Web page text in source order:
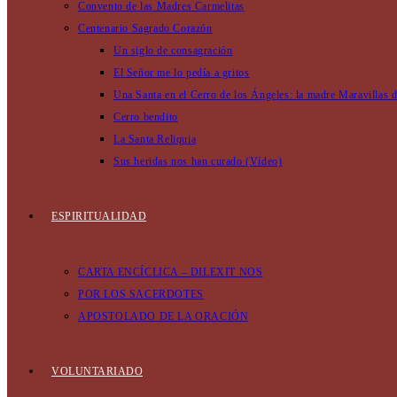
Convento de las Madres Carmelitas
Centenario Sagrado Corazón
Un siglo de consagración
El Señor me lo pedía a gritos
Una Santa en el Cerro de los Ángeles: la madre Maravillas
Cerro bendito
La Santa Reliquia
Sus heridas nos han curado (Vídeo)
ESPIRITUALIDAD
CARTA ENCÍCLICA – DILEXIT NOS
POR LOS SACERDOTES
APOSTOLADO DE LA ORACIÓN
VOLUNTARIADO